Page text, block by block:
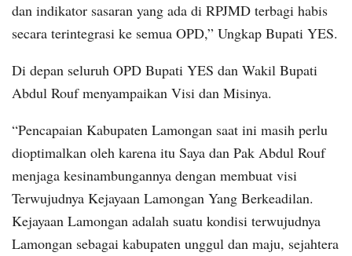
dan indikator sasaran yang ada di RPJMD terbagi habis
secara terintegrasi ke semua OPD,” Ungkap Bupati YES.
Di depan seluruh OPD Bupati YES dan Wakil Bupati
Abdul Rouf menyampaikan Visi dan Misinya.
“Pencapaian Kabupaten Lamongan saat ini masih perlu
dioptimalkan oleh karena itu Saya dan Pak Abdul Rouf
menjaga kesinambungannya dengan membuat visi
Terwujudnya Kejayaan Lamongan Yang Berkeadilan.
Kejayaan Lamongan adalah suatu kondisi terwujudnya
Lamongan sebagai kabupaten unggul dan maju, sejahtera